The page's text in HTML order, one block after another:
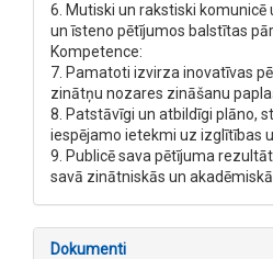
6. Mutiski un rakstiski
un īsteno pētījumos balstītas
Kompetence:
7. Pamatoti izvirza inovatīvas
zinātņu nozares zināšanu
8. Patstāvīgi un atbildīgi plāno,
iespējamo ietekmi uz izglītības
9. Publicē sava pētījuma
savā zinātniskās un
Dokumenti